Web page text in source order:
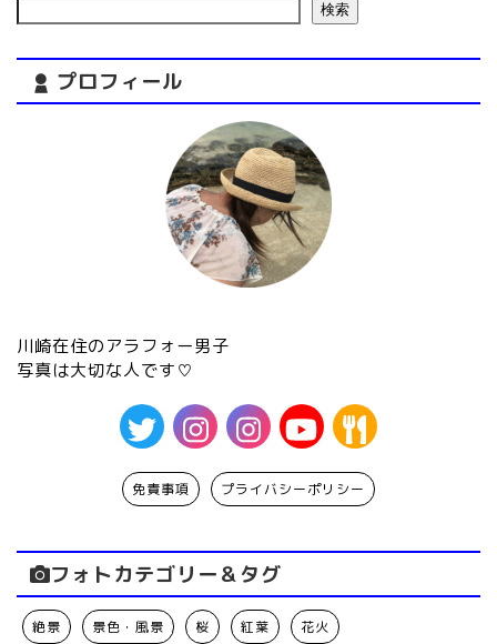
検索
プロフィール
川崎在住のアラフォー男子
写真は大切な人です♡
免責事項 プライバシーポリシー
フォトカテゴリー＆タグ
絶景 景色・風景 桜 紅葉 花火